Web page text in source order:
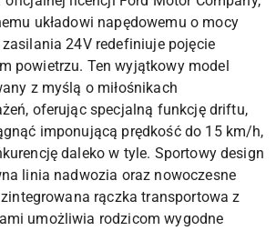
układowi napędowemu o mocy
24V redefiniuje pojęcie
powietrzu. Ten wyjątkowy model
z myślą o miłośnikach
oferując specjalną funkcję driftu,
imponującą prędkość do 15 km/h,
daleko w tyle. Sportowy design
linia nadwozia oraz nowoczesne
rączka transportowa z
umożliwia rodzicom wygodne